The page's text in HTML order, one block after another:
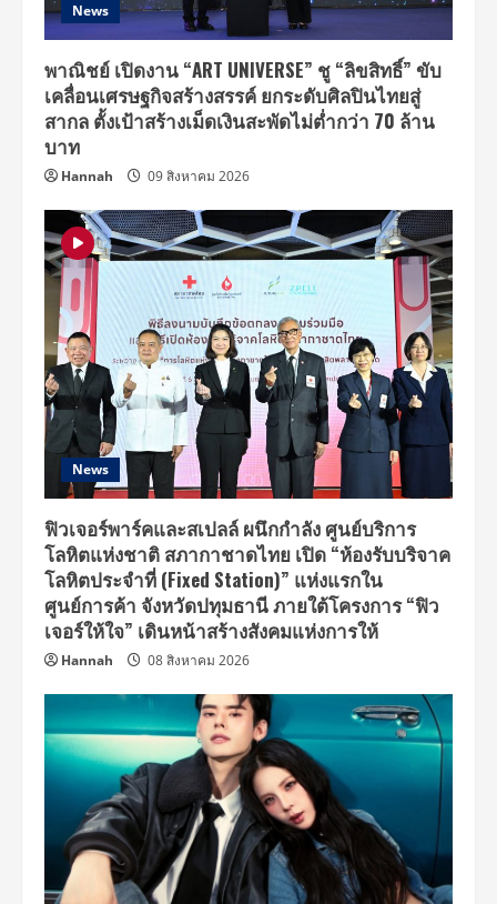
News
พาณิชย์ เปิดงาน “ART UNIVERSE” ชู “ลิขสิทธิ์” ขับ
เคลื่อนเศรษฐกิจสร้างสรรค์ ยกระดับศิลปินไทยสู่
สากล ตั้งเป้าสร้างเม็ดเงินสะพัดไม่ต่ำกว่า 70 ล้าน
บาท
Hannah 09 สิงหาคม 2026
News
ฟิวเจอร์พาร์คและสเปลล์ ผนึกกำลัง ศูนย์บริการ
โลหิตแห่งชาติ สภากาชาดไทย เปิด “ห้องรับบริจาค
โลหิตประจำที่ (Fixed Station)” แห่งแรกใน
ศูนย์การค้า จังหวัดปทุมธานี ภายใต้โครงการ “ฟิว
เจอร์ให้ใจ” เดินหน้าสร้างสังคมแห่งการให้
Hannah 08 สิงหาคม 2026